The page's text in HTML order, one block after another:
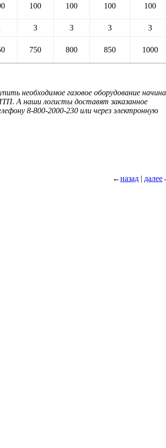
100 100 100 100
3 3 3 3
750 800 850 1000
необходимое газовое оборудование
А наши логисты доставят заказанное
8-800-2000-230 или через электронную
←назад | далее